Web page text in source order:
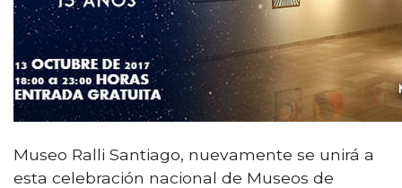
Museo Ralli Santiago, nuevamente se unirá a
esta celebración nacional de Museos de